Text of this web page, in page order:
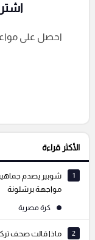
التعليقات السابقة
احصل على مواعيد
الأكثر قراءة
1
شوبير يصدم
مواجهة برشلونة
كرة مصرية
2 ماذا قالت صحف